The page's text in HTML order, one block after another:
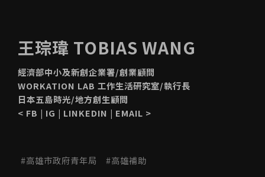
王琮瑋 TOBIAS WANG
經濟部中小及新創企業署/創業顧問
WORKATION LAB 工作生活研究室/執行長
日本五島時光/地方創生顧問
< FB | IG | LINKEDIN | EMAIL >
高雄市政府青年局 高雄補助